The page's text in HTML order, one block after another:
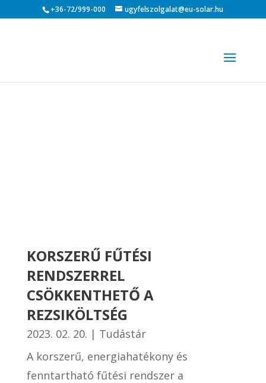
+36-72/999-000 ugyfelszolgalat@eu-solar.hu
KORSZERŰ FŰTÉSI
RENDSZERREL
CSÖKKENTHETŐ A
REZSIKÖLTSÉG
2023. 02. 20. | Tudástár
A korszerű, energiahatékony és
fenntartható fűtési rendszer a